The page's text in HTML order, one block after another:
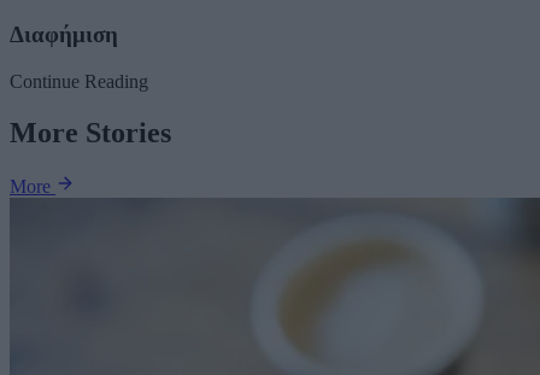
Διαφήμιση
Continue Reading
More Stories
More